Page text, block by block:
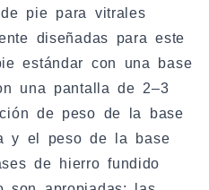
pie para vitrales
diseñadas para este
estándar con una base
una pantalla de 2–3
de peso de la base
y el peso de la base
de hierro fundido